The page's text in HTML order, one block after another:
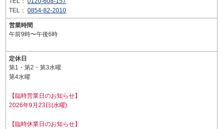
TEL： 0854-82-2010
営業時間
午前9時〜午後6時
定休日
第1・第2・第3水曜
第4水曜
【臨時営業日のお知らせ】
2026年9月23日(水曜)
【臨時休業日のお知らせ】